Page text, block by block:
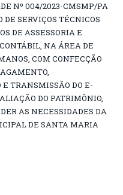
Nº 004/2023-CMSMP/PA
DE SERVIÇOS TÉCNICOS
DE ASSESSORIA E
NA ÁREA DE
COM CONFECÇÃO
TRANSMISSÃO DO E-
DO PATRIMÔNIO,
AS NECESSIDADES DA
DE SANTA MARIA